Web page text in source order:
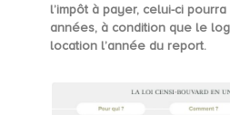
l’impôt à payer, celui-ci
années, à condition que le
location l’année du report.